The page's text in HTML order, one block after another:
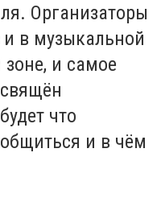
Организаторы
и в музыкальной
и самое
что
и в чём